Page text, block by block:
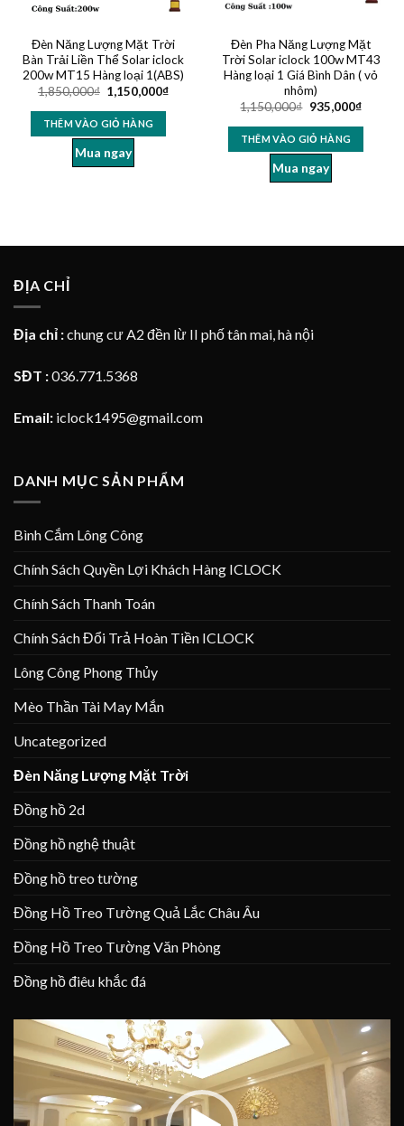
Đèn Năng Lượng Mặt Trời
Bàn Trải Liền Thể Solar iclock
200w MT15 Hàng loại 1(ABS)
1,850,000₫ 1,150,000₫
THÊM VÀO GIỎ HÀNG
Mua ngay
Đèn Pha Năng Lượng Mặt
Trời Solar iclock 100w MT43
Hàng loại 1 Giá Bình Dân ( vỏ
nhôm)
1,150,000₫ 935,000₫
THÊM VÀO GIỎ HÀNG
Mua ngay
ĐỊA CHỈ
Địa chỉ :chung cư A2 đền lừ II phố tân mai, hà nội
SĐT :036.771.5368
Email: iclock1495@gmail.com
DANH MỤC SẢN PHẨM
Bình Cắm Lông Công
Chính Sách Quyền Lợi Khách Hàng ICLOCK
Chính Sách Thanh Toán
Chính Sách Đổi Trả Hoàn Tiền ICLOCK
Lông Công Phong Thủy
Mèo Thần Tài May Mắn
Uncategorized
Đèn Năng Lượng Mặt Trời
Đồng hồ 2d
Đồng hồ nghệ thuật
Đồng hồ treo tường
Đồng Hồ Treo Tường Quả Lắc Châu Âu
Đồng Hồ Treo Tường Văn Phòng
Đồng hồ điêu khắc đá
Trình
chơi